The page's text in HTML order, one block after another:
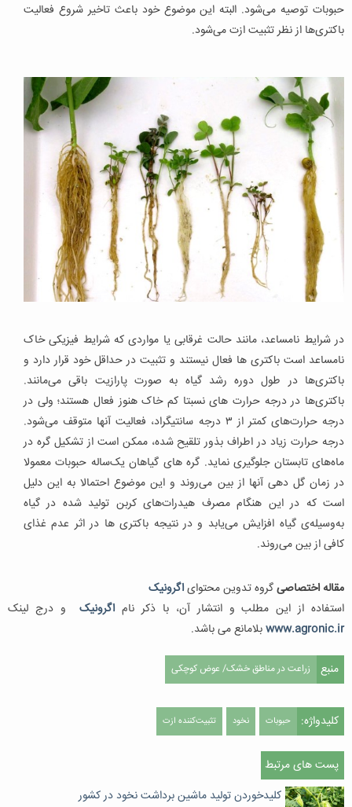
حبوبات توصیه می‌شود. البته این موضوع خود باعث تاخیر شروع فعالیت
باکتری‌ها از نظر تثبیت ازت می‌شود.
در شرایط نامساعد، مانند حالت غرقابی یا مواردی که شرایط فیزیکی خاک
نامساعد است باکتری ها فعال نیستند و تثبیت در حداقل خود قرار دارد و
باکتری‌ها در طول دوره رشد گیاه به صورت پارازیت باقی می‌مانند.
باکتری‌ها در درجه حرارت های نسبتا کم خاک هنوز فعال هستند؛ ولی در
درجه حرارت‌های کمتر از ۳ درجه سانتیگراد، فعالیت آنها متوقف می‌شود.
درجه حرارت زیاد در اطراف بذور تلقیح شده، ممکن است از تشکیل گره در
ماه‌های تابستان جلوگیری نماید. گره های گیاهان یک‌ساله حبوبات معمولا
در زمان گل دهی آنها از بین می‌روند و این موضوع احتمالا به این دلیل
است که در این هنگام مصرف هیدرات‌های کربن تولید شده در گیاه
به‌وسیله‌‌ی گیاه افزایش می‌یابد و در نتیجه باکتری ها در اثر عدم غذای
کافی از بین می‌روند.
مقاله اختصاصیگروه تدوین محتوایاگرونیک
استفاده از این مطلب و انتشار آن، با ذکر نام اگرونیک
و درج لینک
www.agronic.irبلامانع می باشد.
منبع زراعت در مناطق خشک/ عوض کوچکی
کلیدواژه: حبوبات نخود تثبیت‌کننده ازت
پست های مرتبط
کلیدخوردن تولید ماشین برداشت نخود در کشور